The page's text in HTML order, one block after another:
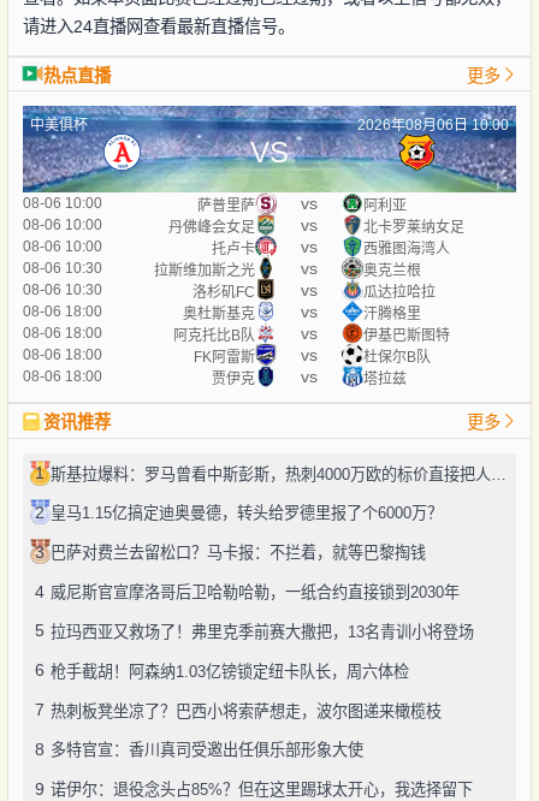
请进入24直播网查看最新直播信号。
热点直播 更多
中美俱杯 2026年08月06日 10:00
VS
08-06 10:00 萨普里萨 vs
阿利亚
08-06 10:00
丹佛峰会女足 vs
北卡罗莱纳女足
08-06 10:00
托卢卡 vs
西雅图海湾人
08-06 10:30
拉斯维加斯之光 vs
奥克兰根
08-06 10:30
洛杉矶FC vs
瓜达拉哈拉
08-06 18:00
奥杜斯基克 vs
汗腾格里
08-06 18:00
阿克托比B队 vs
伊基巴斯图特
08-06 18:00
FK阿雷斯 vs
杜保尔B队
08-06 18:00
贾伊克 vs 塔拉兹
资讯推荐 更多
1
2 皇马1.15亿搞定迪奥曼德，转头给罗德里报了个6000万？
3 巴萨对费兰去留松口？马卡报：不拦着，就等巴黎掏钱
4 威尼斯官宣摩洛哥后卫哈勒哈勒，一纸合约直接锁到2030年
5 拉玛西亚又救场了！弗里克季前赛大撒把，13名青训小将登场
6 枪手截胡！阿森纳1.03亿镑锁定纽卡队长，周六体检
7 热刺板凳坐凉了？巴西小将索萨想走，波尔图递来橄榄枝
8 多特官宣：香川真司受邀出任俱乐部形象大使
9 诺伊尔：退役念头占85%？但在这里踢球太开心，我选择留下